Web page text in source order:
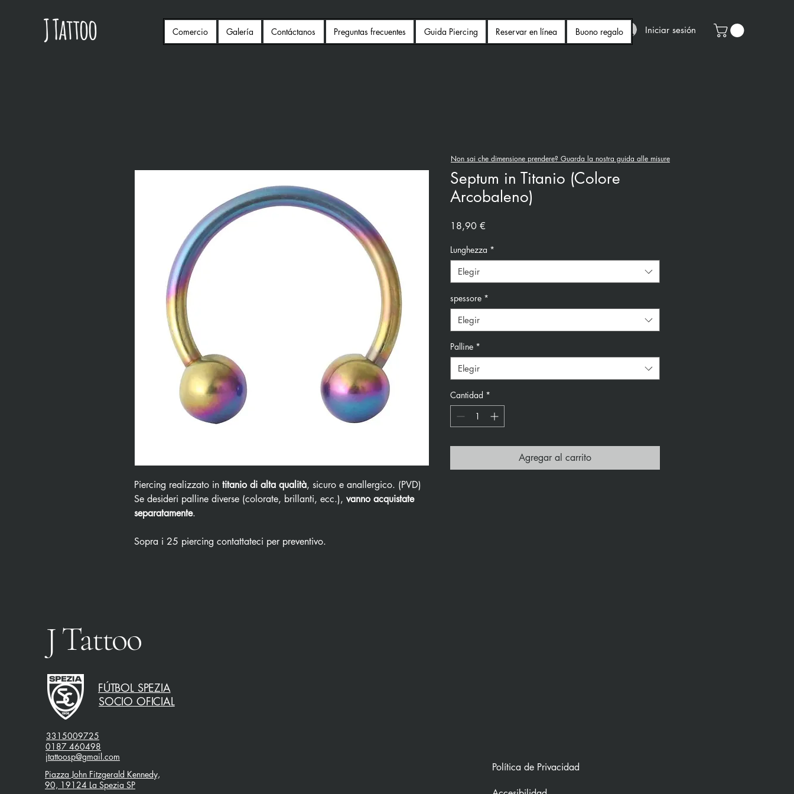
Iniciar sesión
Comercio Galería Contáctanos Preguntas frecuentes Guida Piercing Reservar en línea Buono regalo
Piercing realizzato in titanio di alta qualità, sicuro e anallergico. (PVD)
Se desideri palline diverse (colorate, brillanti, ecc.), vanno acquistate
separatamente.
Sopra i 25 piercing contattateci per preventivo.
Septum in Titanio (Colore
Arcobaleno)
18,90 €
Lunghezza *
Elegir
spessore *
Elegir
Palline *
Elegir
Cantidad *
Agregar al carrito
Non sai che dimensione prendere? Guarda la nostra guida alle misure
J Tattoo
FÚTBOL SPEZIA
SOCIO OFICIAL
3315009725
jtattoosp@gmail.com
0187 460498
Piazza John Fitzgerald Kennedy,
90, 19124 La Spezia SP
Política de Privacidad